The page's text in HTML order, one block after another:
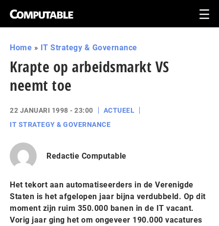
Home » IT Strategy & Governance
Krapte op arbeidsmarkt VS
neemt toe
22 JANUARI 1998 - 23:00
ACTUEEL
IT STRATEGY & GOVERNANCE
Redactie Computable
Het tekort aan automatiseerders in de Verenigde
Staten is het afgelopen jaar bijna verdubbeld. Op dit
moment zijn ruim 350.000 banen in de IT vacant.
Vorig jaar ging het om ongeveer 190.000 vacatures